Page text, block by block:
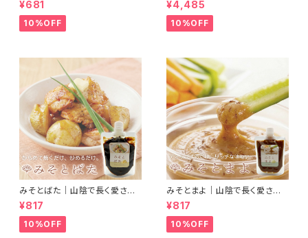
¥681
10%OFF
間用基礎化粧品) 猫との暮らし
に寄り添ったこだわりの成分 自
然由来のオールインワンクリー
¥4,485
10%OFF
みそとばた｜山陰で長く愛され
続けている錦味噌とバターで料
理に便利なみそバターができま
した
¥817
10%OFF
みそとまよ｜山陰で長く愛され
続けている錦味噌とマヨネーズ
で、ディップするだけで濃厚リッ
チな味わいになるみそマヨがで
きました
¥817
10%OFF